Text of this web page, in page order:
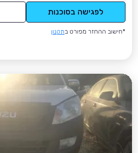
לפגישה בסוכנות
*חישוב ההחזר מפורט בתקנון